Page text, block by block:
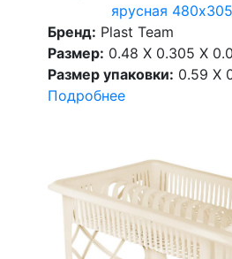
ярусная
Бренд: Plast Team
Размер: 0.48 X 0.305 X
Размер упаковки: 0.59 X
Подробнее